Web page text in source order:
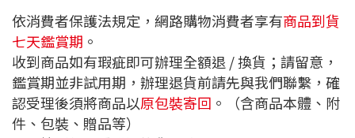
依消費者保護法規定，網路購物消費者享有商品到貨
七天鑑賞期 。
收到商品如有瑕疵即可辦理全額退 / 換貨；請留意，
鑑賞期並非試用期，辦理退貨前請先與我們聯繫，確
認受理後須將商品以原包裝寄回 。（含商品本體、附
件、包裝、贈品等）